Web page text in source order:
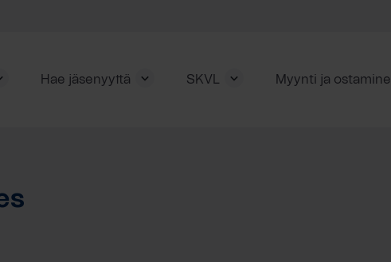
Hae jäsenyyttä SKVL Myynti ja